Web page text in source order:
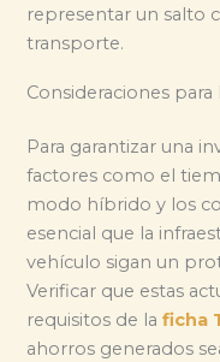
representar un salto
transporte.
Consideraciones
Para garantizar una
factores como el
modo híbrido y los
esencial que la
vehículo sigan un
Verificar que estas
requisitos de laficha
ahorros generados